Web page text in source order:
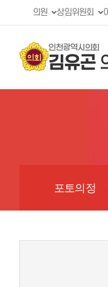
의원 상임위원회
인천광역시의회
김유곤
포토의정